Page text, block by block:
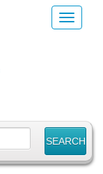
Toggle